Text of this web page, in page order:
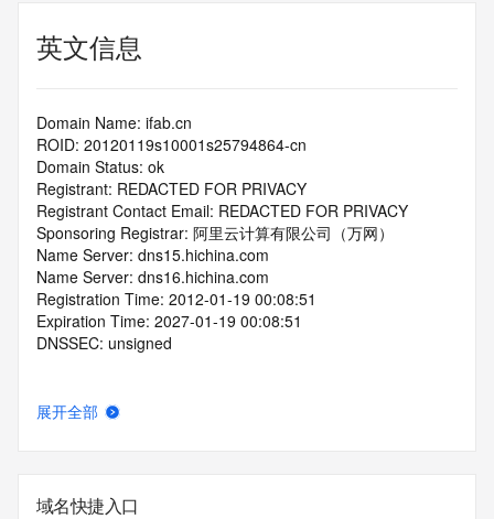
英文信息
Domain Name: ifab.cn
ROID: 20120119s10001s25794864-cn
Domain Status: ok
Registrant: REDACTED FOR PRIVACY
Registrant Contact Email: REDACTED FOR PRIVACY
Sponsoring Registrar: 阿里云计算有限公司（万网）
Name Server: dns15.hichina.com
Name Server: dns16.hichina.com
Registration Time: 2012-01-19 00:08:51
Expiration Time: 2027-01-19 00:08:51
DNSSEC: unsigned
展开全部
域名快捷入口